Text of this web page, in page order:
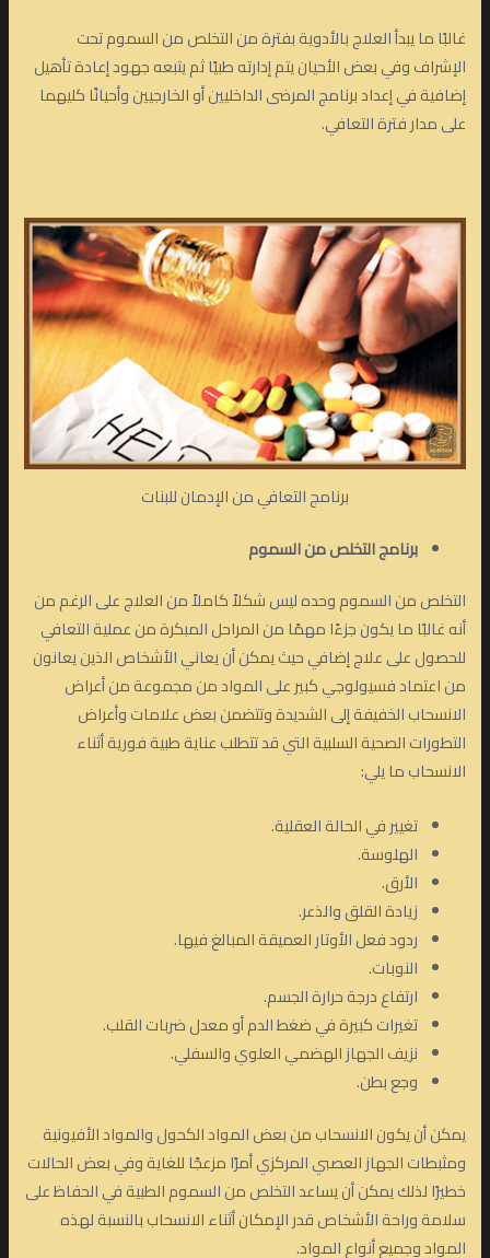
غالبًا ما يبدأ العلاج بالأدوية بفترة من التخلص من السموم تحت
الإشراف وفي بعض الأحيان يتم إدارته طبيًا ثم يتبعه جهود إعادة تأهيل
إضافية في إعداد برنامج المرضى الداخليين أو الخارجيين وأحيانًا كليهما
على مدار فترة التعافي.
برنامج التعافي من الإدمان للبنات
برنامج التخلص من السموم
التخلص من السموم وحده ليس شكلاً كاملاً من العلاج على الرغم من
أنه غالبًا ما يكون جزءًا مهمًا من المراحل المبكرة من عملية التعافي
للحصول على علاج إضافي حيث يمكن أن يعاني الأشخاص الذين يعانون
من اعتماد فسيولوجي كبير على المواد من مجموعة من أعراض
الانسحاب الخفيفة إلى الشديدة وتتضمن بعض علامات وأعراض
التطورات الصحية السلبية التي قد تتطلب عناية طبية فورية أثناء
الانسحاب ما يلي:
تغيير في الحالة العقلية.
الهلوسة.
الأرق.
زيادة القلق والذعر.
ردود فعل الأوتار العميقة المبالغ فيها.
النوبات.
ارتفاع درجة حرارة الجسم.
تغيرات كبيرة في ضغط الدم أو معدل ضربات القلب.
نزيف الجهاز الهضمي العلوي والسفلي.
وجع بطن.
يمكن أن يكون الانسحاب من بعض المواد الكحول والمواد الأفيونية
ومثبطات الجهاز العصبي المركزي أمرًا مزعجًا للغاية وفي بعض الحالات
خطيرًا لذلك يمكن أن يساعد التخلص من السموم الطبية في الحفاظ على
سلامة وراحة الأشخاص قدر الإمكان أثناء الانسحاب بالنسبة لهذه
المواد وجميع أنواع المواد.